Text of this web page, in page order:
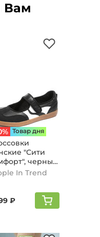
Вам
Товар дня
"Сити
черный
шнуровки
In Trend
₽